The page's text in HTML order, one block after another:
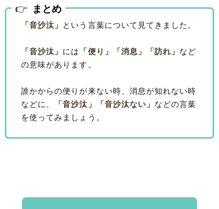
まとめ
「音沙汰」 という言葉について見てきました。
「音沙汰」 には 「便り」 「消息」 「訪れ」 など
の意味があります。
誰かからの便りが来ない時、消息が知れない時
などに、
「音沙汰」 「音沙汰ない」 などの言葉
を使ってみましょう。